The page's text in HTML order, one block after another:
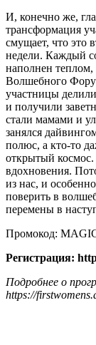
И, конечно же,
трансформация
смущает, что это
недели. Каждый
наполнен
Волшебного
участницы
и получили
стали мамами и
занялся
полюс, а кто-то
открытый
вдохновения.
из нас, и
поверить в
перемены в
Промокод:
Регистрация:
Подробнее о
https://